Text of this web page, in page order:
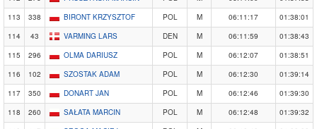
113
338 BIRONT KRZYSZTOF POL M 06:11:17
01:38:01
114
43 VARMING LARS DEN M 06:11:59
01:38:43
115
296 OLMA DARIUSZ POL M 06:12:07
01:38:51
116
102 SZOSTAK ADAM POL M 06:12:30
01:39:14
117
350 DONART JAN POL M 06:12:46
01:39:30
118
260 SAŁATA MARCIN POL M 06:12:48
01:39:32